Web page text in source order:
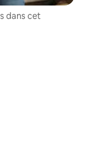
dans cet